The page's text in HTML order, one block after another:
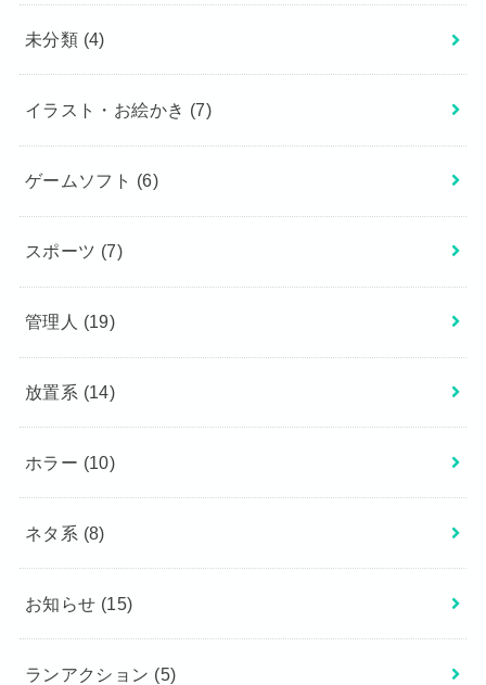
未分類 (4)
イラスト・お絵かき (7)
ゲームソフト (6)
スポーツ (7)
管理人 (19)
放置系 (14)
ホラー (10)
ネタ系 (8)
お知らせ (15)
ランアクション (5)